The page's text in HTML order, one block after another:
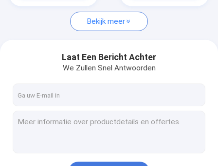
Mini Hydraulic Power Packs
Hydraulisch Divers Blok
De Componenten van het hydraulische Machtspak
Bekijk meer
Laat Een Bericht Achter
We Zullen Snel Antwoorden